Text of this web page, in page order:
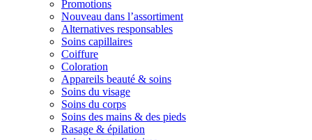
Promotions
Nouveau dans l’assortiment
Alternatives responsables
Soins capillaires
Coiffure
Coloration
Appareils beauté & soins
Soins du visage
Soins du corps
Soins des mains & des pieds
Rasage & épilation